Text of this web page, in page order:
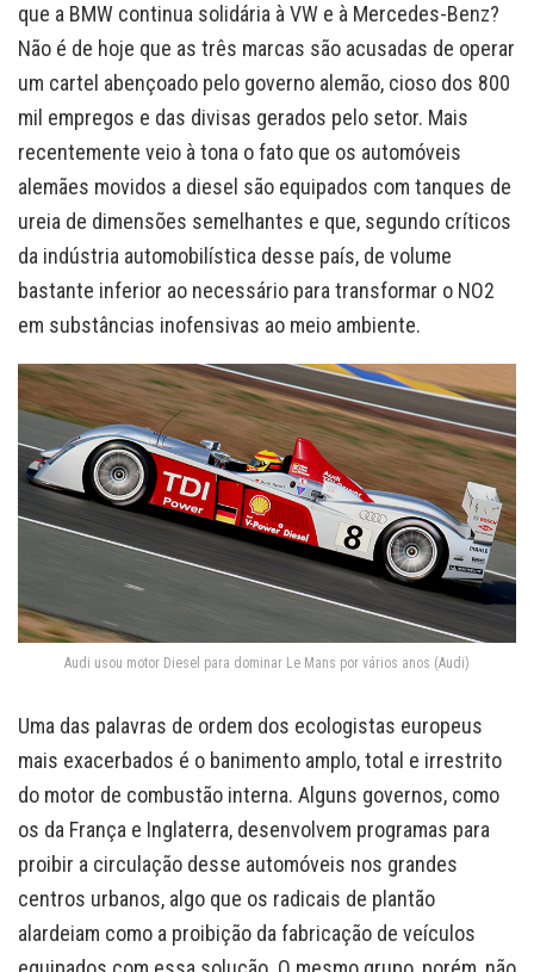
que a BMW continua solidária à VW e à Mercedes-Benz?
Não é de hoje que as três marcas são acusadas de operar
um cartel abençoado pelo governo alemão, cioso dos 800
mil empregos e das divisas gerados pelo setor. Mais
recentemente veio à tona o fato que os automóveis
alemães movidos a diesel são equipados com tanques de
ureia de dimensões semelhantes e que, segundo críticos
da indústria automobilística desse país, de volume
bastante inferior ao necessário para transformar o NO2
em substâncias inofensivas ao meio ambiente.
Audi usou motor Diesel para dominar Le Mans por vários anos (Audi)
Uma das palavras de ordem dos ecologistas europeus
mais exacerbados é o banimento amplo, total e irrestrito
do motor de combustão interna. Alguns governos, como
os da França e Inglaterra, desenvolvem programas para
proibir a circulação desse automóveis nos grandes
centros urbanos, algo que os radicais de plantão
alardeiam como a proibição da fabricação de veículos